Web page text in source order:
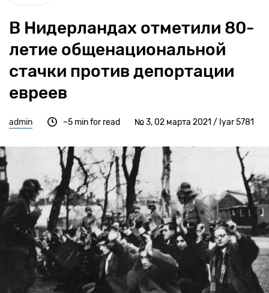
В Нидерландах отметили 80-
летие общенациональной
стачки против депортации
евреев
admin № 3, 02 марта 2021 / Iyar 5781
~5 min for read